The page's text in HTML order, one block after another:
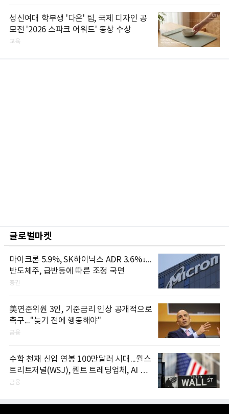
성신여대 학부생 '다온' 팀, 국제 디자인 공
모전 '2026 스파크 어워드' 동상 수상
교육
글로벌마켓
마이크론 5.9%, SK하이닉스 ADR 3.6%↓...
반도체주, 급반등에 따른 조정 국면
증권
美연준위원 3인, 기준금리 인상 공개적으로
촉구..."늦기 전에 행동해야"
금융
수학 천재 신입 연봉 100만달러 시대...월스
트리트저널(WSJ), 퀀트 트레딩업체, AI 기
업들 인재 확보 경쟁
금융